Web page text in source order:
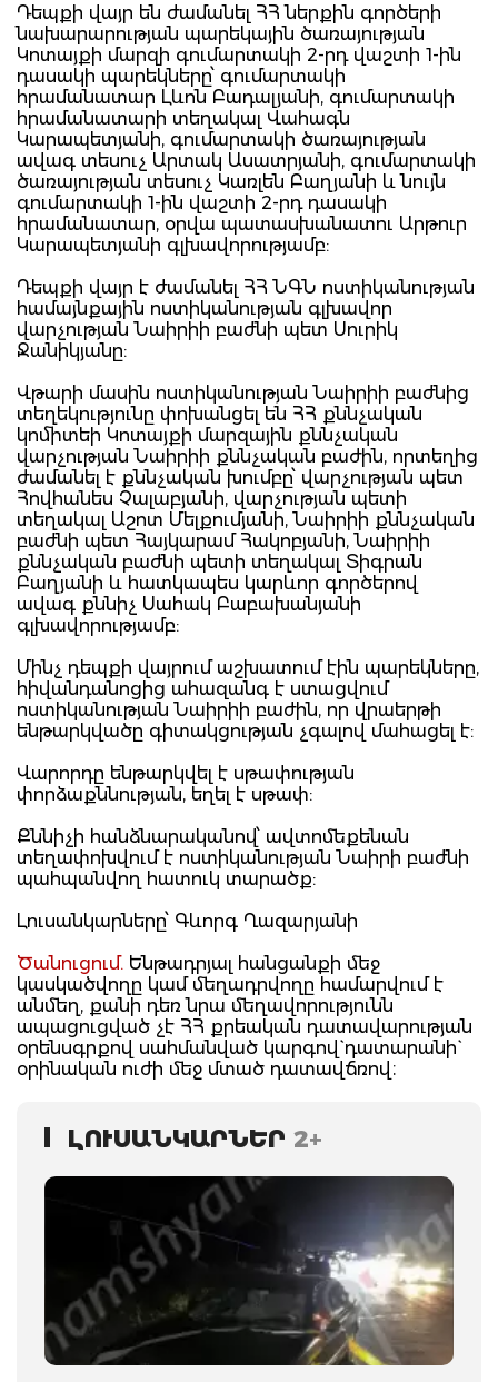
Դեպքի վայր են ժամանել ՀՀ ներքին գործերի
նախարարության պարեկային ծառայության
Կոտայքի մարզի գումարտակի 2-րդ վաշտի 1-ին
դասակի պարեկները՝ գումարտակի
հրամանատար Լևոն Բադալյանի, գումարտակի
հրամանատարի տեղակալ Վահագն
Կարապետյանի, գումարտակի ծառայության
ավագ տեսուչ Արտակ Ասատրյանի, գումարտակի
ծառայության տեսուչ Կառլեն Բաղյանի և նույն
գումարտակի 1-ին վաշտի 2-րդ դասակի
հրամանատար, օրվա պատասխանատու Արթուր
Կարապետյանի գլխավորությամբ:
Դեպքի վայր է ժամանել ՀՀ ՆԳՆ ոստիկանության
համայնքային ոստիկանության գլխավոր
վարչության Նաիրիի բաժնի պետ Սուրիկ
Ջանիկյանը:
Վթարի մասին ոստիկանության Նաիրիի բաժնից
տեղեկությունը փոխանցել են ՀՀ քննչական
կոմիտեի Կոտայքի մարզային քննչական
վարչության Նաիրիի քննչական բաժին, որտեղից
ժամանել է քննչական խումբը՝ վարչության պետ
Հովհանես Չալաբյանի, վարչության պետի
տեղակալ Աշոտ Մելքումյանի, Նաիրիի քննչական
բաժնի պետ Հայկարամ Հակոբյանի, Նաիրիի
քննչական բաժնի պետի տեղակալ Տիգրան
Բաղյանի և հատկապես կարևոր գործերով
ավագ քննիչ Սահակ Բաբախանյանի
գլխավորությամբ:
Մինչ դեպքի վայրում աշխատում էին պարեկները,
հիվանդանոցից ահազանգ է ստացվում
ոստիկանության Նաիրիի բաժին, որ վրաերթի
ենթարկվածը գիտակցության չգալով մահացել է:
Վարորդը ենթարկվել է սթափության
փորձաքննության, եղել է սթափ:
Քննիչի հանձնարականով՝ ավտոմեքենան
տեղափոխվում է ոստիկանության Նաիրի բաժնի
պահպանվող հատուկ տարածք:
Լուսանկարները՝ Գևորգ Ղազարյանի
Ծանուցում. Ենթադրյալ հանցանքի մեջ
կասկածվողը կամ մեղադրվողը համարվում է
անմեղ, քանի դեռ նրա մեղավորությունն
ապացուցված չէ ՀՀ քրեական դատավարության
օրենսգրքով սահմանված կարգով` դատարանի`
օրինական ուժի մեջ մտած դատավճռով։
ԼՈՒՍԱՆԿԱՐՆԵՐ 2+